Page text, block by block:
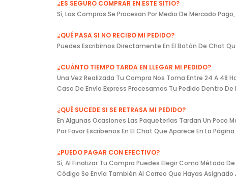
¿ES SEGURO COMPRAR EN ESTE SITIO?
Sí, Las Compras Se Procesan Por Medio De Mercado
¿QUÉ PASA SI NO RECIBO MI PEDIDO?
Puedes Escribirnos Directamente En El Botón De Chat
¿CUÁNTO TIEMPO TARDA EN LLEGAR MI PEDIDO?
Una Vez Realizada Tu Compra Nos Toma Entre 24 A 48
Caso De Envío Express Procesamos Tu Pedido Dentro
¿QUÉ SUCEDE SI SE RETRASA MI PEDIDO?
En Algunas Ocasiones Las Paqueterías Tardan Un Poco
Por Favor Escríbenos En El Chat Que Aparece En La
¿PUEDO PAGAR CON EFECTIVO?
Sí, Al Finalizar Tu Compra Puedes Elegir Como Método
Código Se Envía También Al Correo Que Hayas